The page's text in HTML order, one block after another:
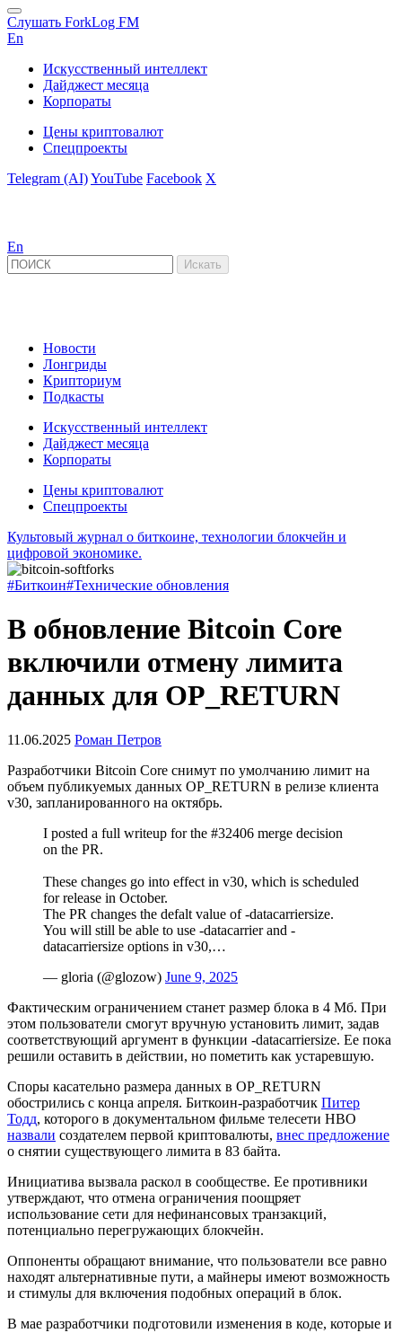
Слушать ForkLog FM
En
Искусственный интеллект
Дайджест месяца
Корпораты
Цены криптовалют
Спецпроекты
Telegram (AI)YouTube Facebook X
En
Новости
Лонгриды
Крипториум
Подкасты
Искусственный интеллект
Дайджест месяца
Корпораты
Цены криптовалют
Спецпроекты
Культовый журнал о биткоине, технологии блокчейн и
цифровой экономике.
#Биткоин#Технические обновления
В обновление Bitcoin Core
включили отмену лимита
данных для OP_RETURN
11.06.2025 Роман Петров
Разработчики Bitcoin Core снимут по умолчанию лимит на
объем публикуемых данных OP_RETURN в релизе клиента
v30, запланированного на октябрь.
I posted a full writeup for the #32406 merge decision
on the PR.
These changes go into effect in v30, which is scheduled
for release in October.
The PR changes the defalt value of -datacarriersize.
You will still be able to use -datacarrier and -
datacarriersize options in v30,…
— gloria (@glozow) June 9, 2025
Фактическим ограничением станет размер блока в 4 Мб. При
этом пользователи смогут вручную установить лимит, задав
соответствующий аргумент в функции -datacarriersize. Ее пока
решили оставить в действии, но пометить как устаревшую.
Споры касательно размера данных в OP_RETURN
обострились с конца апреля. Биткоин-разработчик Питер
Тодд, которого в документальном фильме телесети HBO
назвали создателем первой криптовалюты, внес предложение
о снятии существующего лимита в 83 байта.
Инициатива вызвала раскол в сообществе. Ее противники
утверждают, что отмена ограничения поощряет
использование сети для нефинансовых транзакций,
потенциально перегружающих блокчейн.
Оппоненты обращают внимание, что пользователи все равно
находят альтернативные пути, а майнеры имеют возможность
и стимулы для включения подобных операций в блок.
В мае разработчики подготовили изменения в коде, которые и